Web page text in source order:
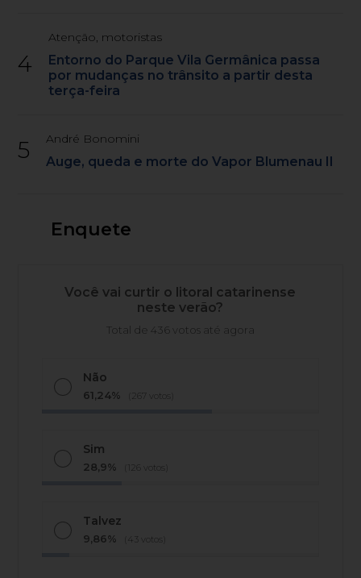
4
Atenção, motoristas
Entorno do Parque Vila Germânica passa
por mudanças no trânsito a partir desta
terça-feira
5 André Bonomini
Auge, queda e morte do Vapor Blumenau II
Enquete
Você vai curtir o litoral catarinense
neste verão?
Total de 436 votos até agora
Não
61,24% (267 votos)
Sim
28,9% (126 votos)
Talvez
9,86% (43 votos)